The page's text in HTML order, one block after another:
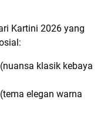
Kartini 2026 yang
klasik kebaya
elegan warna